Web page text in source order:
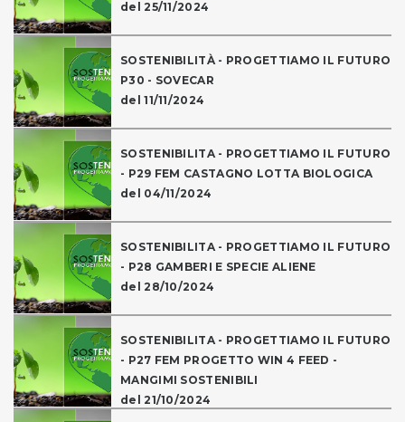
del 25/11/2024
SOSTENIBILITÀ - PROGETTIAMO IL FUTURO
P30 - SOVECAR
del 11/11/2024
SOSTENIBILITA - PROGETTIAMO IL FUTURO
- P29 FEM CASTAGNO LOTTA BIOLOGICA
del 04/11/2024
SOSTENIBILITA - PROGETTIAMO IL FUTURO
- P28 GAMBERI E SPECIE ALIENE
del 28/10/2024
SOSTENIBILITA - PROGETTIAMO IL FUTURO
- P27 FEM PROGETTO WIN 4 FEED -
MANGIMI SOSTENIBILI
del 21/10/2024